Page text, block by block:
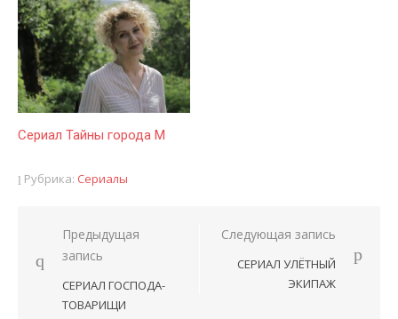
Сериал Тайны города М
Рубрика: Сериалы
Навигация
записям
Предыдущая
запись
СЕРИАЛ ГОСПОДА-
ТОВАРИЩИ
Следующая запись
СЕРИАЛ УЛЁТНЫЙ
ЭКИПАЖ